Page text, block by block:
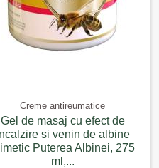
Creme antireumatice
Gel de masaj cu efect de
si venin de albine
Puterea Albinei, 275
ml,...